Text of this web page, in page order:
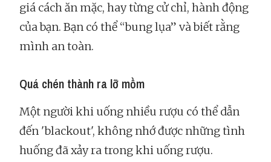
giá cách ăn mặc, hay từng cử chỉ, hành động
của bạn. Bạn có thể “bung lụa” và biết rằng
mình an toàn.
Quá chén thành ra lỡ mồm
Một người khi uống nhiều rượu có thể dẫn
đến 'blackout', không nhớ được những tình
huống đã xảy ra trong khi uống rượu.